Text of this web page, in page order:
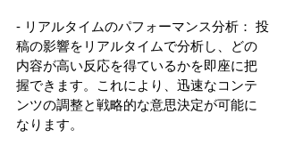
- リアルタイムのパフォーマンス分析： 投
稿の影響をリアルタイムで分析し、どの
内容が高い反応を得ているかを即座に把
握できます。これにより、迅速なコンテ
ンツの調整と戦略的な意思決定が可能に
なります。